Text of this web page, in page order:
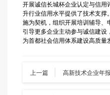
开展诚信长城杯企业认定与信
升行业信用水平提供了技术支
施为契机，组织开展培训辅导、
引导更多企业主动参与诚信建设
为首都社会信用体系建设高质量
上一篇 高新技术企业年